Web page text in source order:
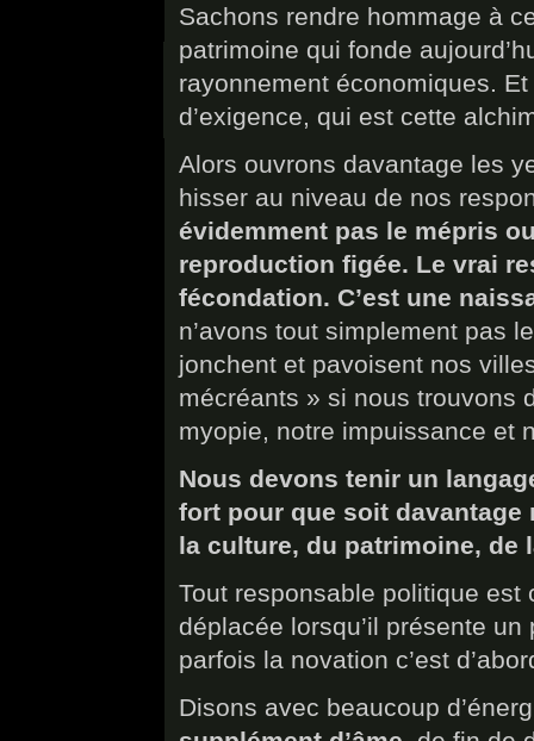
Sachons rendre hommage à
patrimoine qui fonde
rayonnement économiques.
d’exigence, qui est cette
Alors ouvrons davantage les
hisser au niveau de nos
évidemment pas le mépris
reproduction figée. Le vrai
fécondation. C’est une
n’avons tout simplement pas
jonchent et pavoisent nos
mécréants » si nous trouvons
myopie, notre impuissance et
Nous devons tenir un
fort pour que soit
la culture, du patrimoine, de
Tout responsable politique
déplacée lorsqu’il présente
parfois la novation c’est
Disons avec beaucoup